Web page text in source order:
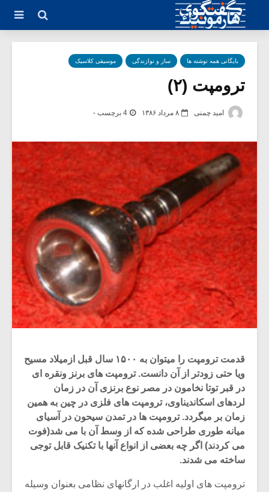
بایگانی همه نوشته ها ساز و نوازندگی موسیقی کلاسیک
ترومپت (۲)
امید چمنی ۸ مرداد ۱۳۸۶ 4 برچسب -
قدمت ترومپت را میتوان به ۱۵۰۰ سال قبل ازمیلاد مسیح
ویا حتی زودتر از آن دانست. ترومپت های برنز ونقره ای
در قبر توتا نخامون در مصر نوع برنزی آن در زمان
لردهای اسکاندیناوی، ترومپت های فلزی در چین به همین
زمان بر میگردد. ترومپت ها در تمدن سیحون در آسیای
میانه طوری طراحی شده که از وسط آن با می شد(فوت
می کردند) اگر چه بعضی از انواع آنها با تکنیک قابل توجی
ساخته می شدند.
ترومپت های اولیه اغلب در ارگانهای نظامی بعنوان وسیله